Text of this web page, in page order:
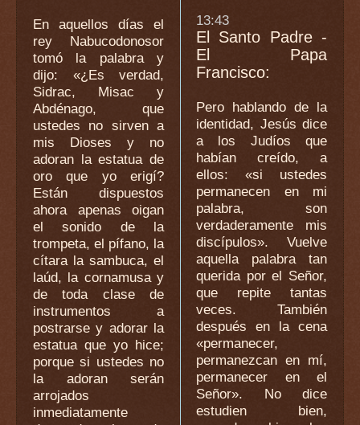
En aquellos días el
rey Nabucodonosor
tomó la palabra y
dijo: «¿Es verdad,
Sidrac, Misac y
Abdénago, que
ustedes no sirven a
mis Dioses y no
adoran la estatua de
oro que yo erigí?
Están dispuestos
ahora apenas oigan
el sonido de la
trompeta, el pífano, la
cítara la sambuca, el
laúd, la cornamusa y
de toda clase de
instrumentos a
postrarse y adorar la
estatua que yo hice;
porque si ustedes no
la adoran serán
arrojados
inmediatamente
13:43
El Santo Padre -
El Papa
Francisco:
Pero hablando de la
identidad, Jesús dice
a los Judíos que
habían creído, a
ellos: «si ustedes
permanecen en mi
palabra, son
verdaderamente mis
discípulos». Vuelve
aquella palabra tan
querida por el Señor,
que repite tantas
veces. También
después en la cena
«permanecer,
permanezcan en mí,
permanecer en el
Señor». No dice
estudien bien,